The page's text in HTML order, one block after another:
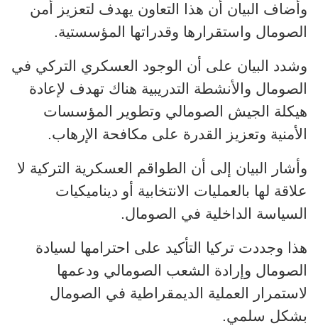
وأضاف البيان أن هذا التعاون يهدف لتعزيز أمن
الصومال واستقرارها وقدراتها المؤسستية.
وشدد البيان على أن الوجود العسكري التركي في
الصومال والأنشطة التدريبية هناك تهدف لإعادة
هيكلة الجيش الصومالي وتطوير المؤسسات
الأمنية وتعزيز القدرة على مكافحة الإرهاب.
وأشار البيان إلى أن الطواقم العسكرية التركية لا
علاقة لها بالعمليات الانتخابية أو ديناميكيات
السياسة الداخلية في الصومال.
هذا وجددت تركيا التأكيد على احترامها لسيادة
الصومال وإرادة الشعب الصومالي ودعمها
لاستمرار العملية الديمقراطية في الصومال
بشكل سلمي.